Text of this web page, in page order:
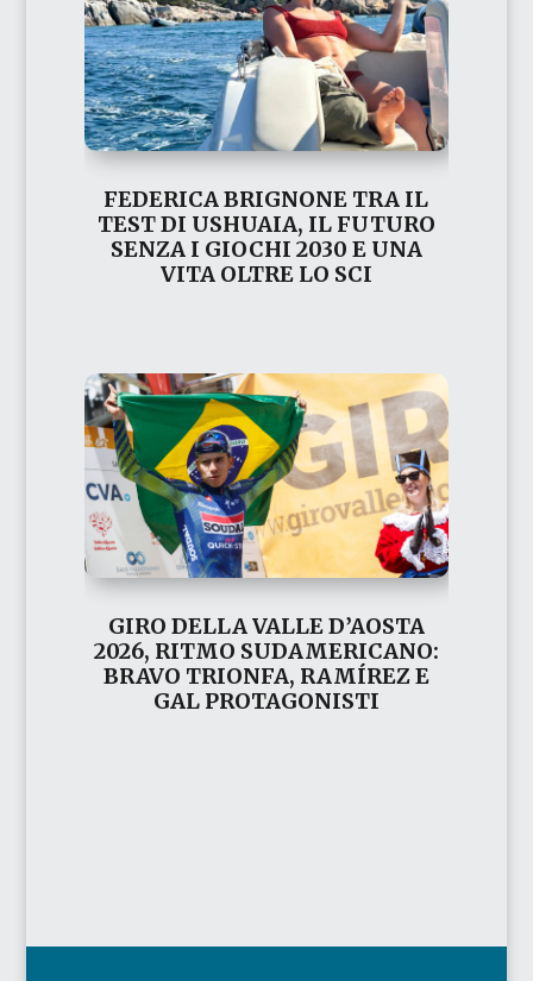
FEDERICA BRIGNONE TRA IL
TEST DI USHUAIA, IL FUTURO
SENZA I GIOCHI 2030 E UNA
VITA OLTRE LO SCI
GIRO DELLA VALLE D’AOSTA
2026, RITMO SUDAMERICANO:
BRAVO TRIONFA, RAMÍREZ E
GAL PROTAGONISTI